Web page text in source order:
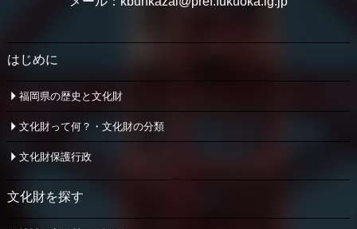
はじめに
福岡県の歴史と文化財
文化財って何？・文化財の分類
文化財保護行政
文化財を探す